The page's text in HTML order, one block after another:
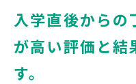
入学直後からの
が高い評価と結
す。